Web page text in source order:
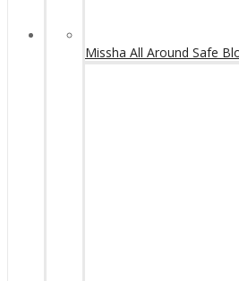
Missha All Around Safe